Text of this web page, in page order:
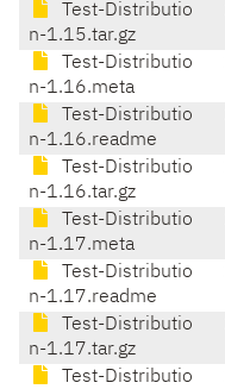
Test-Distributio
n-1.15.tar.gz
Test-Distributio
n-1.16.meta
Test-Distributio
n-1.16.readme
Test-Distributio
n-1.16.tar.gz
Test-Distributio
n-1.17.meta
Test-Distributio
n-1.17.readme
Test-Distributio
n-1.17.tar.gz
Test-Distributio